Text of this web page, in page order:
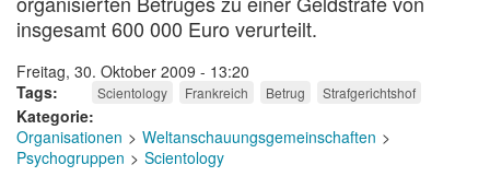
insgesamt 600 000 Euro verurteilt.
Freitag, 30. Oktober 2009 - 13:20
Tags
Scientology Frankreich Betrug Strafgerichtshof
Kategorie
Organisationen
Weltanschauungsgemeinschaften
Psychogruppen
Scientology